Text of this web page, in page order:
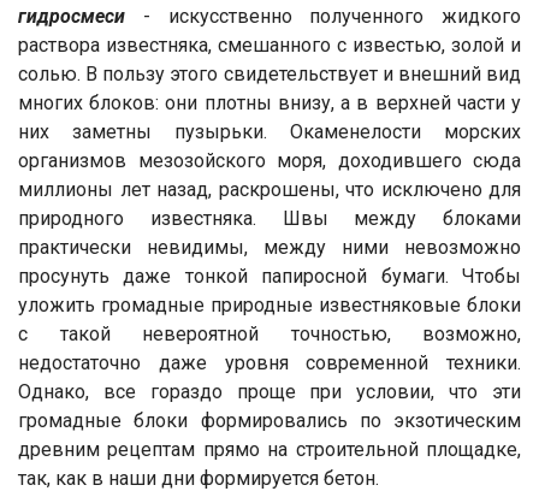
гидросмеси - искусственно полученного жидкого
раствора известняка, смешанного с известью, золой и
солью. В пользу этого свидетельствует и внешний вид
многих блоков: они плотны внизу, а в верхней части у
них заметны пузырьки. Окаменелости морских
организмов мезозойского моря, доходившего сюда
миллионы лет назад, раскрошены, что исключено для
природного известняка. Швы между блоками
практически невидимы, между ними невозможно
просунуть даже тонкой папиросной бумаги. Чтобы
уложить громадные природные известняковые блоки
с такой невероятной точностью, возможно,
недостаточно даже уровня современной техники.
Однако, все гораздо проще при условии, что эти
громадные блоки формировались по экзотическим
древним рецептам прямо на строительной площадке,
так, как в наши дни формируется бетон.